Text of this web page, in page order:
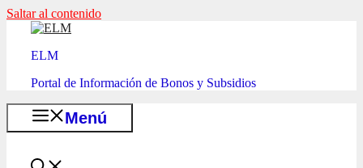
Saltar al contenido
ELM
Portal de Información de Bonos y Subsidios
Menú